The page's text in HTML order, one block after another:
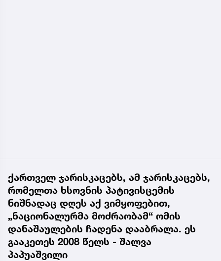
ქართველ ჯარისკაცებს, ამ ჯარისკაცებს,
რომელთა ხსოვნის პატივისცემის
ნიშნადაც დღეს აქ ვიმყოფებით,
„ნაციონალურმა მოძრაობამ“ ომის
დანაშაულების ჩადენა დააბრალა. ეს
გააკეთეს 2008 წელს - შალვა
პაპუაშვილი